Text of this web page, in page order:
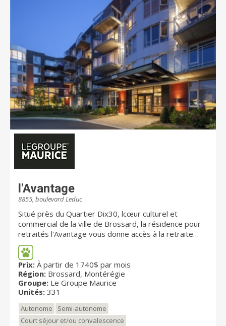
l'Avantage
8855, boulevard Leduc
Situé près du Quartier Dix30, lcœur culturel et
commercial de la ville de Brossard, la résidence pour
retraités l'Avantage vous donne accès à la retraite
dont vous rêvez. Avec ce projet, nous proposons à
nos futurs résidents un style de vie unique, au cœur
d’un environnement où se côtoient épicuriens,
sportifs, amoureux de la culture et même de la mode.
Grâce à la qualité du design et de l’aménagement, à la
diversité des services et à la multitude de commerces
qui se trouvent à proximité, nous sommes persuadés
que l'Avantage saura répondre à vos aspirations.
Prix: À partir de 1740$ par mois
Région: Brossard, Montérégie
Groupe: Le Groupe Maurice
Unités: 331
Autonome
Semi-autonome
Court séjour et/ou convalescence